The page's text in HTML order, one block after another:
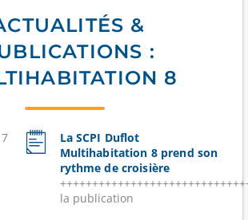
&
:
8
La SCPI Duflot
Multihabitation 8 prend son
rythme de croisière
la publication